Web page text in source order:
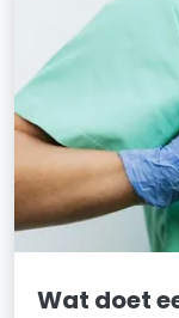
Wat doet